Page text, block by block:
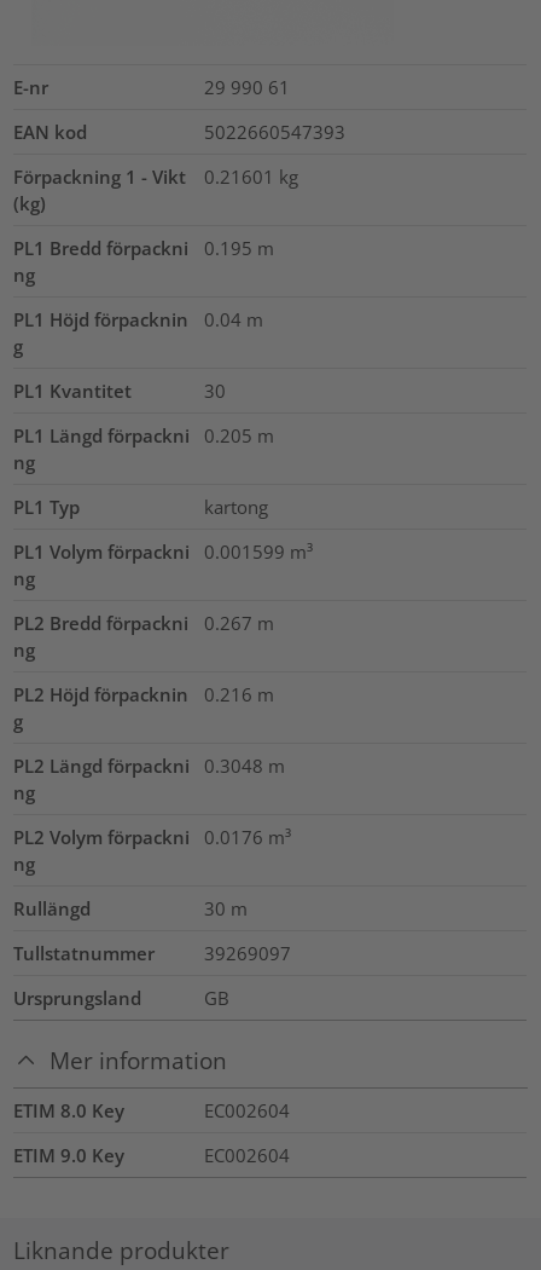
E-nr
29 990 61
EAN kod
5022660547393
Förpackning 1 - Vikt
(kg)
0.21601 kg
PL1 Bredd förpackni
ng
0.195 m
PL1 Höjd förpacknin
g
0.04 m
PL1 Kvantitet
30
PL1 Längd förpackni
ng
0.205 m
PL1 Typ
kartong
PL1 Volym förpackni
ng
0.001599 m³
PL2 Bredd förpackni
ng
0.267 m
PL2 Höjd förpacknin
g
0.216 m
PL2 Längd förpackni
ng
0.3048 m
PL2 Volym förpackni
ng
0.0176 m³
Rullängd 30 m
Tullstatnummer
39269097
Ursprungsland
GB
Mer information
ETIM 8.0 Key
EC002604
ETIM 9.0 Key
EC002604
Liknande produkter